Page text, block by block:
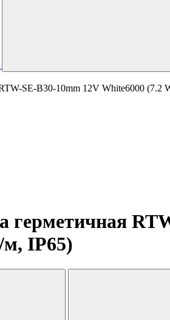
SE-B30-10mm 12V White6000
герметичная
IP65)